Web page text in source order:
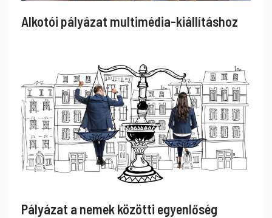
Alkotói pályázat multimédia-kiállításhoz
Pályázat a nemek közötti egyenlőség